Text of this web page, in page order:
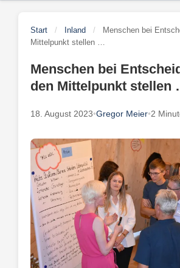
Start / Inland /
Menschen bei
Mittelpunkt stellen …
Menschen bei
den Mittelpunkt stellen
18. August 2023•Gregor Meier•2